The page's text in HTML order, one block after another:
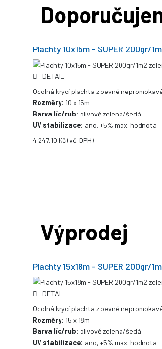
Plachty 10x15m - SUPER 200gr/
DETAIL
Odolná krycí plachta z pevné
Rozměry: 10 x 15m
Barva líc/rub: olivově zelená/šedá
UV stabilizace: ano, +5% max. hodnota
4 247,10 Kč(vč. DPH)
Výprodej
Plachty 15x18m - SUPER 200gr/
DETAIL
Odolná krycí plachta z pevné
Rozměry: 15 x 18m
Barva líc/rub: olivově zelená/šedá
UV stabilizace: ano, +5% max. hodnota